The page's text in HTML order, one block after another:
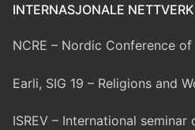
INTERNASJONALE NETTVERK
NCRE – Nordic Conference
Earli, SIG 19 – Religions and
ISREV – International